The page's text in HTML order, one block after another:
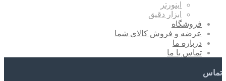
اینورتر
ابزار دقیق
فروشگاه
عرضه و فروش کالای شما
درباره ما
تماس با ما
تماس